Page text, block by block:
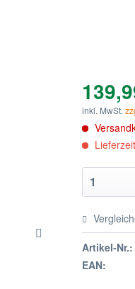
inkl. MwSt.
Artikel-Nr.:
EAN: